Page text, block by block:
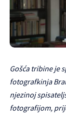
Gošća tribine je
fotografkinja
njezinoj
fotografijom,